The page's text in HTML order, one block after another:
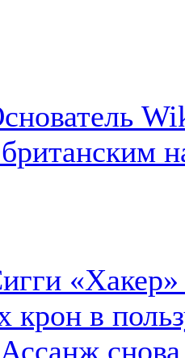
крон в